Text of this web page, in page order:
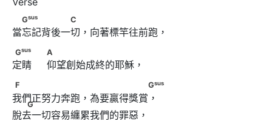
Gsus C
Gsus C
當忘記背後一切，向著標竿往前跑，
Gsus A
Gsus A
定睛     仰望創始成終的耶穌，
F
Gsus G
F Gsus
G
我們正努力奔跑，為要贏得獎賞，
脫去一切容易纏累我們的罪惡，